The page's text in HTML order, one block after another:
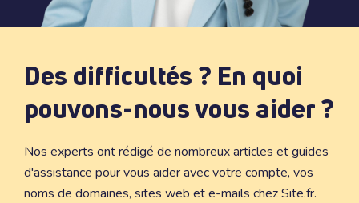
Des difficultés ? En quoi
pouvons-nous vous aider ?
Nos experts ont rédigé de nombreux articles et guides
d'assistance pour vous aider avec votre compte, vos
noms de domaines, sites web et e-mails chez Site.fr.